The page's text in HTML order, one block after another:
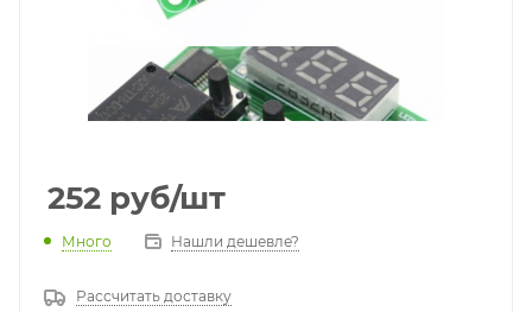
252 руб/шт
Много Нашли дешевле?
Рассчитать доставку